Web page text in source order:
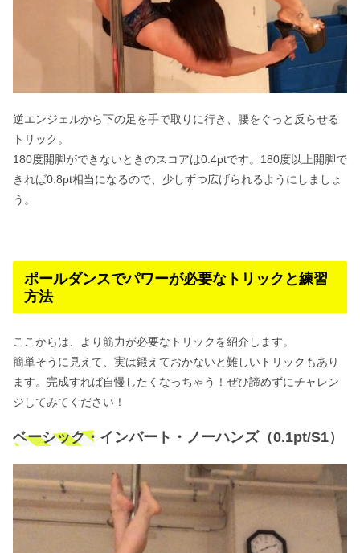
逆エンジェルから下の足を手で取りに行き、腰をぐっと反らせる
トリック。
180度開脚ができないときのスコアは0.4ptです。180度以上開脚で
きれば0.8pt相当になるので、少しずつ広げられるようにしましょ
う。
ポールダンスでパワーが必要なトリックと練習
方法
ここからは、より筋力が必要なトリックを紹介します。
簡単そうに見えて、実は鍛えておかないと難しいトリックもあり
ます。完成すれば自慢したくなっちゃう！ぜひ諦めずにチャレン
ジしてみてください！
ベーシック・インバート・ノーハンズ（0.1pt/S1）